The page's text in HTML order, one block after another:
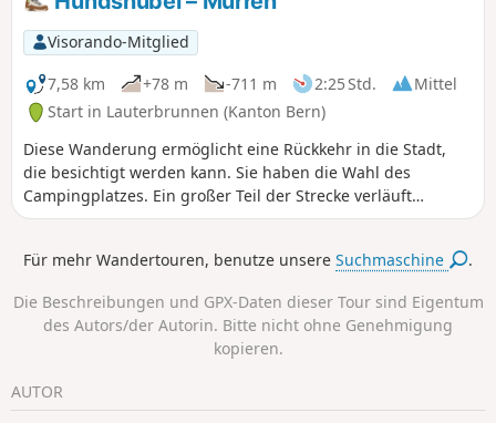
Oberlandes bestaunen: Eiger, Mönch und Jungfrau sowie
den Thunersee.
Visorando-Mitglied
7,58 km
+78 m -711 m 2:25 Std.
Mittel
Start in Lauterbrunnen (Kanton Bern)
Diese Wanderung ermöglicht eine Rückkehr in die Stadt,
die besichtigt werden kann. Sie haben die Wahl des
Campingplatzes. Ein großer Teil der Strecke verläuft
bergab. Wasser ist auf der Strecke bei Bedarf vorhanden.
zurückgelegt werden, falls der Höhenunterschied zu groß
Für mehr Wandertouren, benutze unsereSuchmaschine .
Die Beschreibungen und GPX-Daten dieser Tour sind Eigentum
des Autors/der Autorin. Bitte nicht ohne Genehmigung
kopieren.
AUTOR